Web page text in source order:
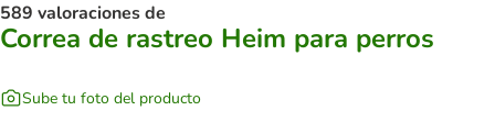
589 valoraciones de
Correa de rastreo Heim para perros
Sube tu foto del producto